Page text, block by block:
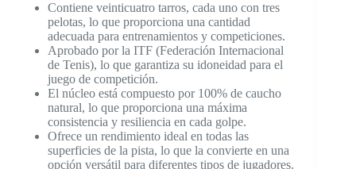
Contiene veinticuatro tarros, cada uno con tres
pelotas, lo que proporciona una cantidad
adecuada para entrenamientos y competiciones.
Aprobado por la ITF (Federación Internacional
de Tenis), lo que garantiza su idoneidad para el
juego de competición.
El núcleo está compuesto por 100% de caucho
natural, lo que proporciona una máxima
consistencia y resiliencia en cada golpe.
Ofrece un rendimiento ideal en todas las
superficies de la pista, lo que la convierte en una
opción versátil para diferentes tipos de jugadores.